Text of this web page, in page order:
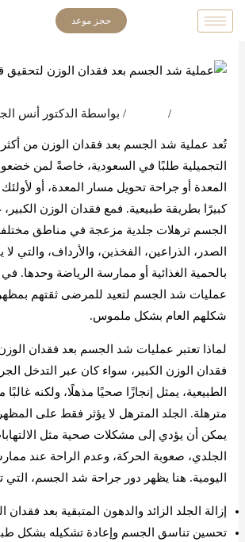
تخطي
إلى
حجز موعد
/ / بواسطة الدكتور أنس
تُعد عملية شد الجسم بعد فقدان الوزن من أكثر
التجميلية طلبًا في السعودية، خاصةً لمن
المعدة أو جراحة تحويل مسار المعدة، أو لأولئك
كبيرًا بطريقة طبيعية. فمع فقدان الوزن الكبير،
الجسم ترهلات جلدية مزعجة في مناطق
الصدر، الذراعين، الفخذين، والأرداف، والتي
بالحمية الغذائية أو ممارسة الرياضة وحدها.
عمليات شد الجسم لتعيد للمرضى ثقتهم
شكلهم العام بشكل ملموس.
لماذا تعتبر عمليات شد الجسم بعد فقدان
فقدان الوزن الكبير، سواء كان عبر التدخل
الطبيعية، يمثل إنجازًا صحيًا مذهلًا، ولكنه غالبًا
مترهلة. الجلد المترهل لا يؤثر فقط على
يمكن أن يؤدي إلى مشكلات صحية مثل
الجلدي، صعوبة الحركة، وعدم الراحة عند
اليومية. هنا يظهر دور جراحة شد الجسم،
إزالة الجلد الزائد والدهون المتبقية بعد فقدان
تحسين تناسق الجسم وإعادة تشكيله بشكل